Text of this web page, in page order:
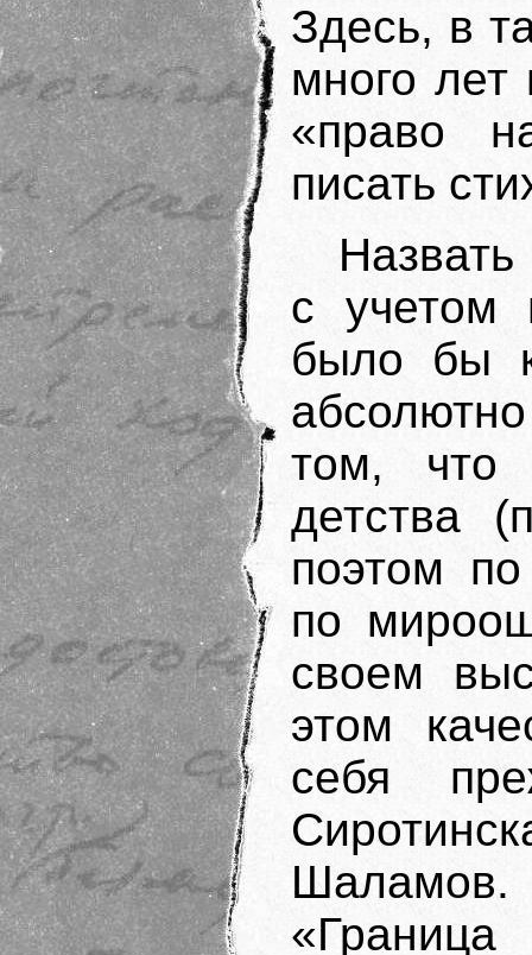
Здесь, в
много лет
«право
писать
с учетом
было бы
том, что
детства
поэтом
по
своем
этом
себя